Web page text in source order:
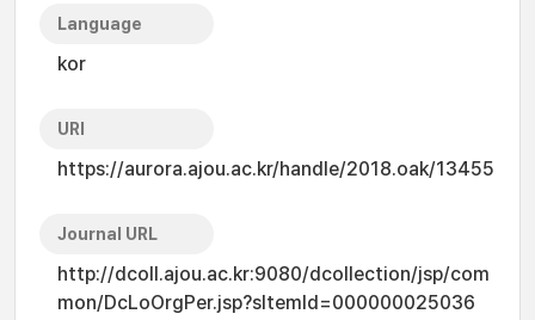
Language
kor
URI
https://aurora.ajou.ac.kr/handle/2018.oak/13455
Journal URL
http://dcoll.ajou.ac.kr:9080/dcollection/jsp/com
mon/DcLoOrgPer.jsp?sItemId=000000025036